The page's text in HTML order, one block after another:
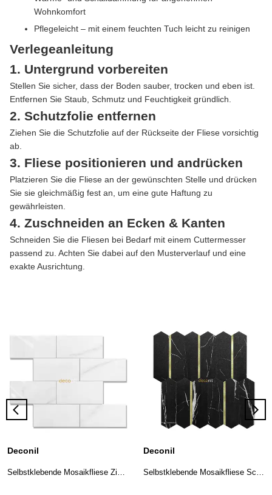
Wohnkomfort
Pflegeleicht – mit einem feuchten Tuch leicht zu reinigen
Verlegeanleitung
1. Untergrund vorbereiten
Stellen Sie sicher, dass der Boden sauber, trocken und eben ist.
Entfernen Sie Staub, Schmutz und Feuchtigkeit gründlich.
2. Schutzfolie entfernen
Ziehen Sie die Schutzfolie auf der Rückseite der Fliese vorsichtig
ab.
3. Fliese positionieren und andrücken
Platzieren Sie die Fliese an der gewünschten Stelle und drücken
Sie sie gleichmäßig fest an, um eine gute Haftung zu
gewährleisten.
4. Zuschneiden an Ecken & Kanten
Schneiden Sie die Fliesen bei Bedarf mit einem Cuttermesser
passend zu. Achten Sie dabei auf den Musterverlauf und eine
exakte Ausrichtung.
Deconil
Selbstklebende Mosaikfliese Ziegeloptik Weiß 30*30 cm (10 Stück)
Deconil
Selbstklebende Mosaikfliese Schwarz Gold 27*27 cm (10 Stück)